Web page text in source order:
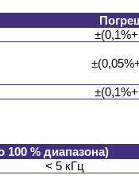
100 % диапазона)
< 5 кГц